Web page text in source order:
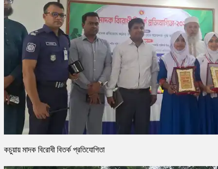
কচুয়ায় মাদক বিরোধী বিতর্ক প্রতিযোগিতা